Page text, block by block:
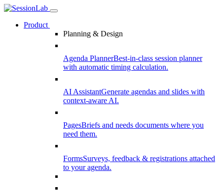
Product
Planning & Design
Agenda PlannerBest-in-class session planner
with automatic timing calculation.
AI AssistantGenerate agendas and slides with
context-aware AI.
PagesBriefs and needs documents where you
need them.
FormsSurveys, feedback & registrations attached
to your agenda.